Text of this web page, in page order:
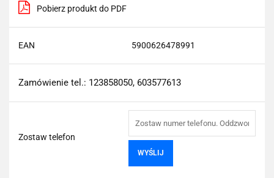
Pobierz produkt do PDF
EAN 5900626478991
Zamówienie tel.: 123858050, 603577613
Zostaw telefon
WYŚLIJ